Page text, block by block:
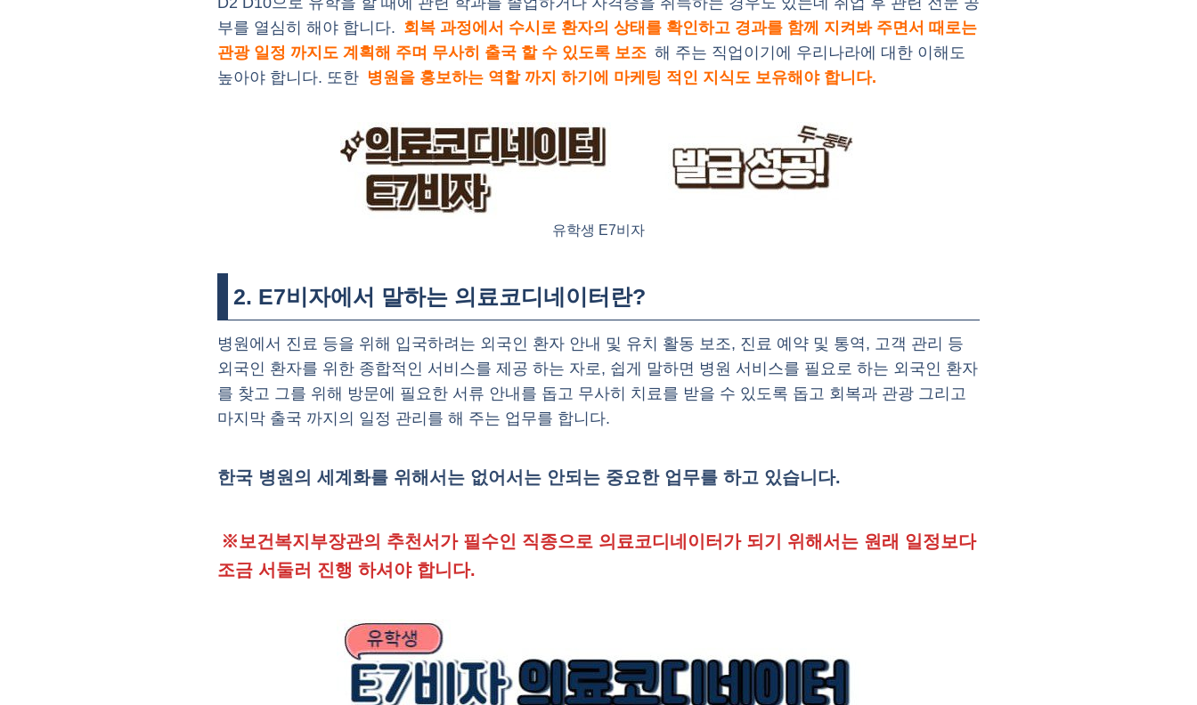
부를 열심히 해야 합니다. 회복 과정에서 수시로 환자의 상태를 확인하고 경과를 함께 지켜봐 주면서 때로는
관광 일정 까지도 계획해 주며 무사히 출국 할 수 있도록 보조 해 주는 직업이기에 우리나라에 대한 이해도
높아야 합니다. 또한 병원을 홍보하는 역할 까지 하기에 마케팅 적인 지식도 보유해야 합니다.
유학생 E7비자
2. E7비자에서 말하는 의료코디네이터란?
병원에서 진료 등을 위해 입국하려는 외국인 환자 안내 및 유치 활동 보조, 진료 예약 및 통역, 고객 관리 등
외국인 환자를 위한 종합적인 서비스를 제공 하는 자로, 쉽게 말하면 병원 서비스를 필요로 하는 외국인 환자
를 찾고 그를 위해 방문에 필요한 서류 안내를 돕고 무사히 치료를 받을 수 있도록 돕고 회복과 관광 그리고
마지막 출국 까지의 일정 관리를 해 주는 업무를 합니다.
한국 병원의 세계화를 위해서는 없어서는 안되는 중요한 업무를 하고 있습니다.
※보건복지부장관의 추천서가 필수인 직종으로 의료코디네이터가 되기 위해서는 원래 일정보다
조금 서둘러 진행 하셔야 합니다.